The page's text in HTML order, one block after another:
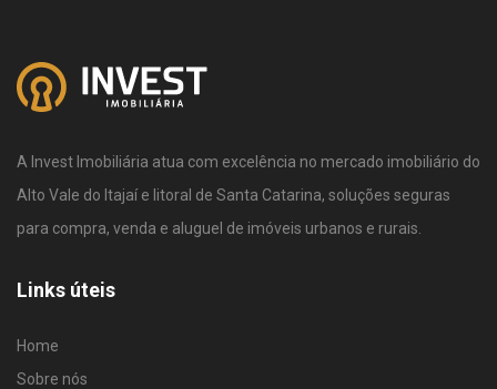
A Invest Imobiliária atua com excelência no mercado imobiliário do
Alto Vale do Itajaí e litoral de Santa Catarina, soluções seguras
para compra, venda e aluguel de imóveis urbanos e rurais.
Links úteis
Home
Sobre nós